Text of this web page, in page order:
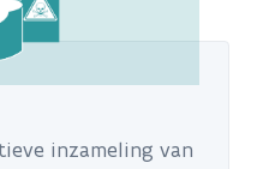
inzameling van